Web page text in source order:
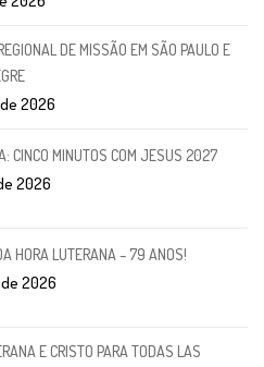
DE MISSÃO EM SÃO PAULO E
2026
CINCO MINUTOS COM JESUS 2027
2026
HORA LUTERANA – 79 ANOS!
2026
E CRISTO PARA TODAS LAS